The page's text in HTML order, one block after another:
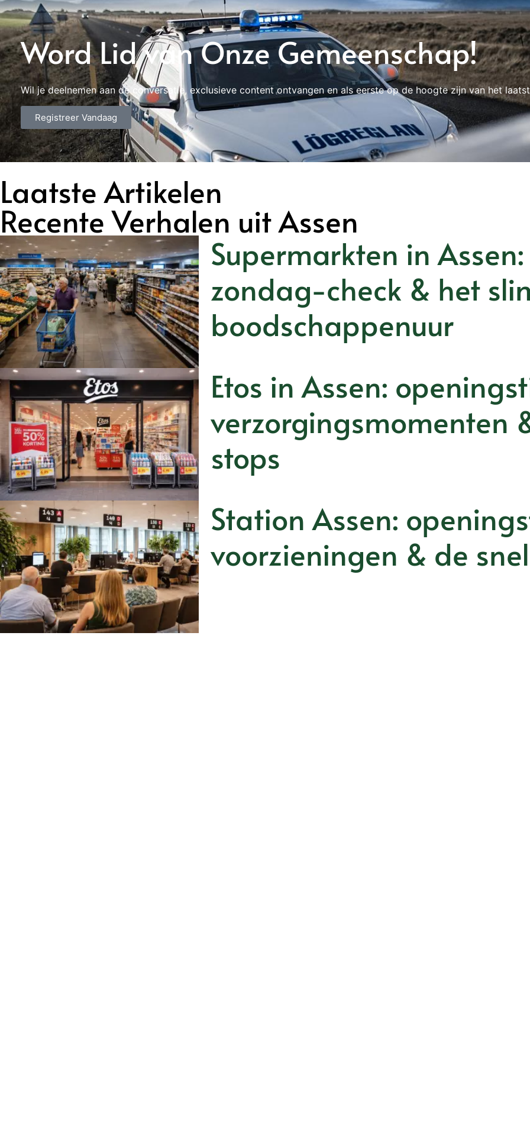
Word Lid van Onze Gemeenschap!
Wil je deelnemen aan de conversatie, exclusieve content ontvangen en als eerste op de hoogte zijn van het
Registreer Vandaag
Laatste Artikelen
Recente Verhalen uit Assen
Supermarkten in
zondag-check & het
boodschappenuur
Etos in Assen:
verzorgingsmomenten
stops
Station Assen:
voorzieningen & de